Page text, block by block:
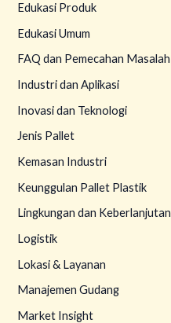
Edukasi Produk
Edukasi Umum
FAQ dan Pemecahan Masalah
Industri dan Aplikasi
Inovasi dan Teknologi
Jenis Pallet
Kemasan Industri
Keunggulan Pallet Plastik
Lingkungan dan Keberlanjutan
Logistik
Lokasi & Layanan
Manajemen Gudang
Market Insight